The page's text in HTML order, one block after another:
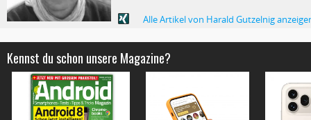
Alle Artikel von Harald Gutzelnig
Kennst du schon unsere Magazine?